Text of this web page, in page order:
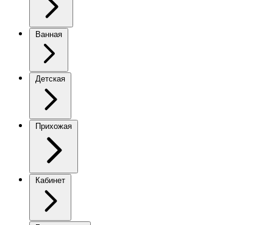
Ванная
Детская
Прихожая
Кабинет